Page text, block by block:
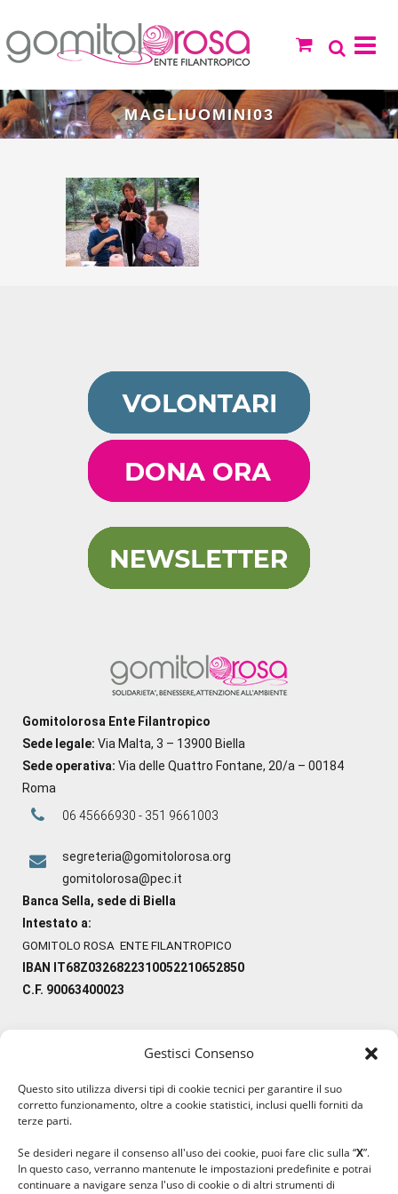
Gestisci Consenso
Questo sito utilizza diversi tipi di cookie tecnici per garantire il suo
corretto funzionamento, oltre a cookie statistici, inclusi quelli forniti da
terze parti.
Se desideri negare il consenso all'uso dei cookie, puoi fare clic sulla “X”.
In questo caso, verranno mantenute le impostazioni predefinite e potrai
continuare a navigare senza l'uso di cookie o di altri strumenti di
MAGLIUOMINI03
Gomitolorosa Ente Filantropico
Sede legale: Via Malta, 3 – 13900 Biella
Sede operativa: Via delle Quattro Fontane, 20/a – 00184
Roma
06 45666930 - 351 9661003
segreteria@gomitolorosa.org
gomitolorosa@pec.it
Banca Sella, sede di Biella
Intestato a:
GOMITOLO ROSA ENTE FILANTROPICO
IBAN IT68Z0326822310052210652850
C.F. 90063400023
#lanaterapia
#ilcaloredellempatia